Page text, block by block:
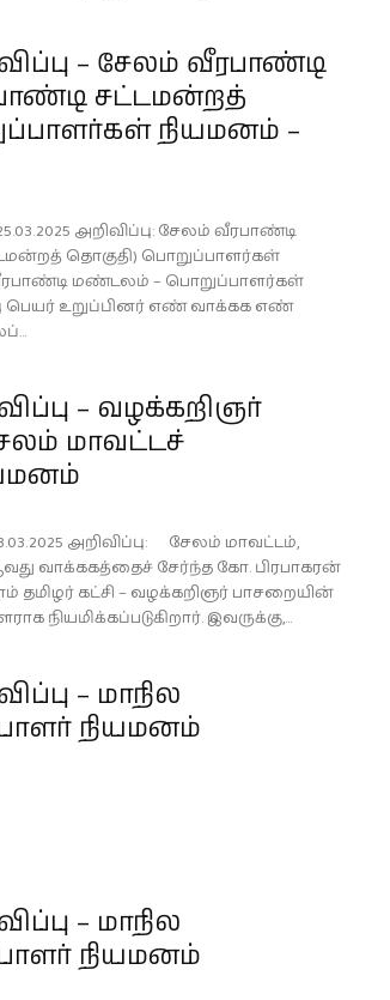
– சேலம் வீரபாண்டி
சட்டமன்றத்
நியமனம் –
அறிவிப்பு: சேலம் வீரபாண்டி
தொகுதி) பொறுப்பாளர்கள்
மண்டலம் – பொறுப்பாளர்கள்
பெயர் உறுப்பினர் எண் வாக்கக எண்
– வழக்கறிஞர்
மாவட்டச்
அறிவிப்பு: சேலம் மாவட்டம்,
வாக்ககத்தைச் சேர்ந்த கோ. பிரபாகரன்
தமிழர் கட்சி – வழக்கறிஞர் பாசறையின்
நியமிக்கப்படுகிறார். இவருக்கு,...
– மாநில
நியமனம்
– மாநில
நியமனம்